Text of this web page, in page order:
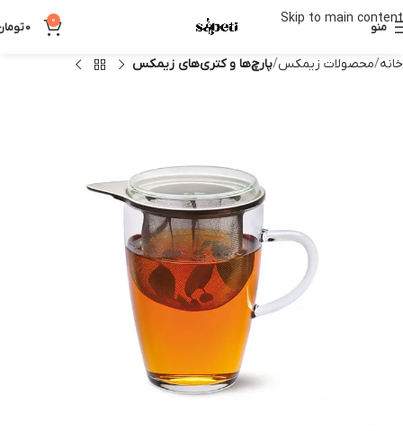
Skip to main content
منو 0
0
خانه محصولات زیمکس پارچ‌ها و کتری‌های زیمکس